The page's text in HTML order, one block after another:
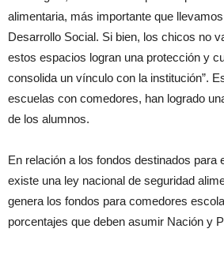
alimentaria, más importante que
Desarrollo Social. Si bien, los chicos no
estos espacios logran una protección y
consolida un vínculo con la institución”.
escuelas con comedores, han logrado
de los alumnos.
En relación a los fondos destinados para
existe una ley nacional de seguridad
genera los fondos para comedores
porcentajes que deben asumir Nación y